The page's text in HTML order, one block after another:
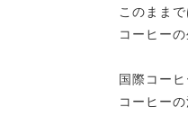
このまま
コーヒー
国際コー
コーヒーの